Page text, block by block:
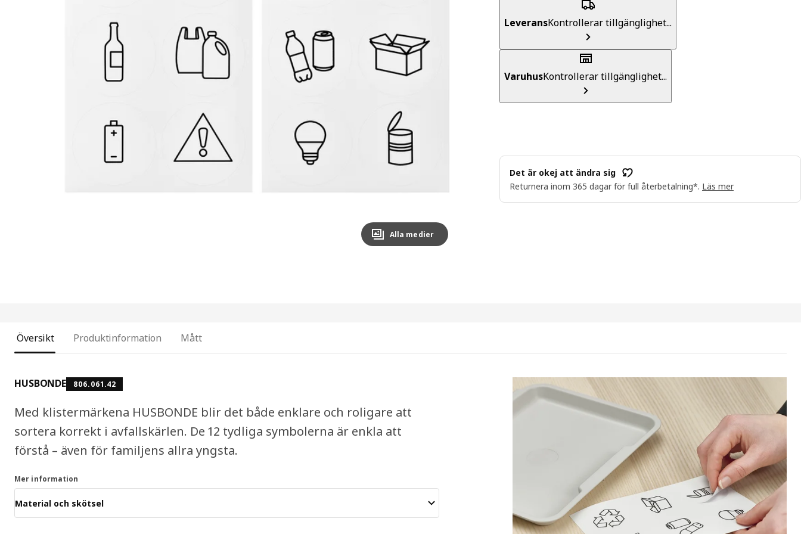
Image zoomed out, normal view
Alla medier
LeveransKontrollerar tillgänglighet...
VaruhusKontrollerar tillgänglighet...
Det är okej att ändra sig
Returnera inom 365 dagar för full återbetalning*. Läs mer
Översikt Produktinformation Mått
HUSBONDE 806.061.42
Med klistermärkena HUSBONDE blir det både enklare och roligare att
sortera korrekt i avfallskärlen. De 12 tydliga symbolerna är enkla att
förstå – även för familjens allra yngsta.
Mer information
Material och skötsel